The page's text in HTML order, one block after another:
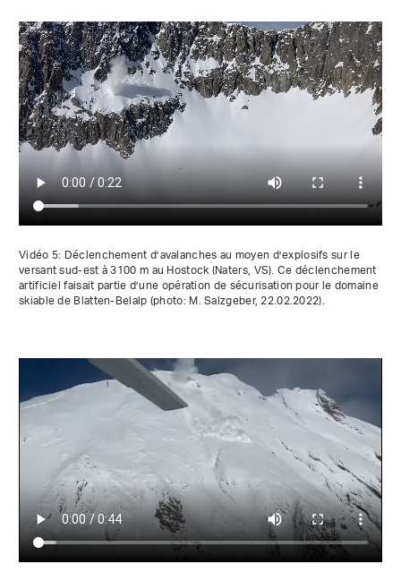
Vidéo 5: Déclenchement d’avalanches au moyen d’explosifs sur le
versant sud-est à 3100 m au Hostock (Naters, VS). Ce déclenchement
artificiel faisait partie d’une opération de sécurisation pour le domaine
skiable de Blatten-Belalp (photo: M. Salzgeber, 22.02.2022).